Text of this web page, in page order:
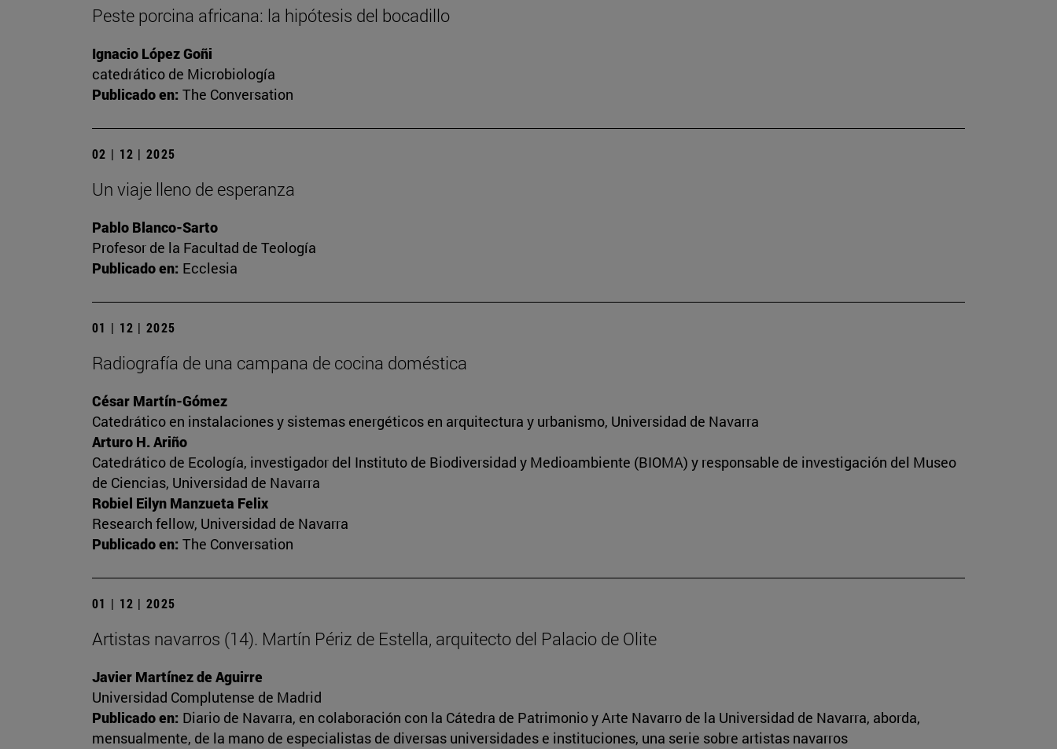
Peste porcina africana: la hipótesis del bocadillo
Ignacio López Goñi
catedrático de Microbiología
Publicado en: The Conversation
02 | 12 | 2025
Un viaje lleno de esperanza
Pablo Blanco-Sarto
Profesor de la Facultad de Teología
Publicado en: Ecclesia
01 | 12 | 2025
Radiografía de una campana de cocina doméstica
César Martín-Gómez
Catedrático en instalaciones y sistemas energéticos en arquitectura y urbanismo, Universidad de Navarra
Arturo H. Ariño
Catedrático de Ecología, investigador del Instituto de Biodiversidad y Medioambiente (BIOMA) y responsable de investigación del Museo
de Ciencias, Universidad de Navarra
Robiel Eilyn Manzueta Felix
Research fellow, Universidad de Navarra
Publicado en: The Conversation
01 | 12 | 2025
Artistas navarros (14). Martín Périz de Estella, arquitecto del Palacio de Olite
Javier Martínez de Aguirre
Universidad Complutense de Madrid
Publicado en: Diario de Navarra, en colaboración con la Cátedra de Patrimonio y Arte Navarro de la Universidad de Navarra, aborda,
mensualmente, de la mano de especialistas de diversas universidades e instituciones, una serie sobre artistas navarros